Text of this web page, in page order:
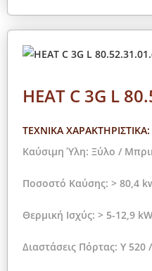
HEAT C 3G L
ΤΕΧΝΙΚΑ ΧΑΡΑΚΤΗΡΙΣΤΙΚΑ:
Καύσιμη Ύλη: Ξύλο /
Ποσοστό Καύσης: > 80,4
Θερμική Ισχύς: > 5-12,9 kW
Διαστάσεις Πόρτας: Y